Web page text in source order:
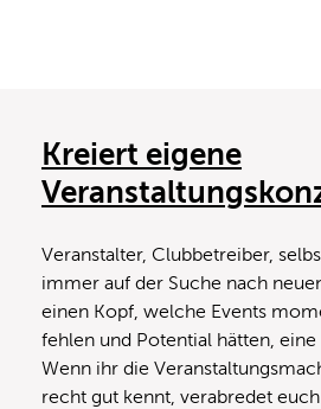
Kreiert eigene
Veranstalter, Clubbetreiber,
immer auf der Suche nach
einen Kopf, welche Events
fehlen und Potential hätten,
Wenn ihr die
recht gut kennt, verabredet